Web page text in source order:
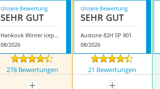
Unsere Bewertung
SEHR GUT
Hankook Winter icept RS3 W462
08/2026
Unsere Bewertung
SEHR GUT
Austone 82H SP 901
08/2026
278 Bewertungen 21 Bewertungen